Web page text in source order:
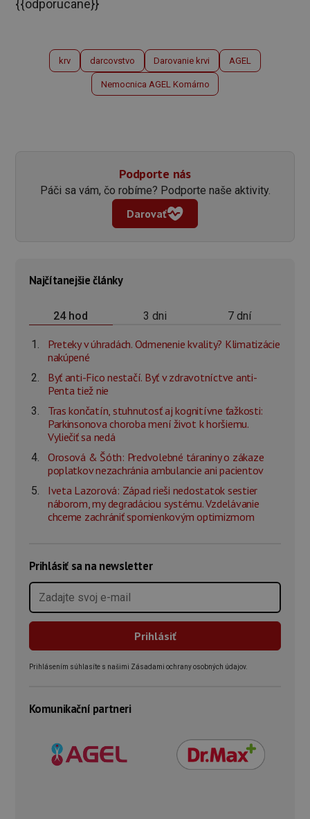
{{odporucane}}
krv darcovstvo Darovanie krvi AGEL
Nemocnica AGEL Komárno
Podporte nás
Páči sa vám, čo robíme? Podporte naše aktivity.
Darovať
Najčítanejšie články
24 hod 3 dni 7 dní
Preteky v úhradách. Odmenenie kvality? Klimatizácie
nakúpené
Byť anti-Fico nestačí. Byť v zdravotníctve anti-
Penta tiež nie
Tras končatín, stuhnutosť aj kognitívne ťažkosti:
Parkinsonova choroba mení život k horšiemu.
Vyliečiť sa nedá
Orosová & Šóth: Predvolebné táraniny o zákaze
poplatkov nezachránia ambulancie ani pacientov
Iveta Lazorová: Západ rieši nedostatok sestier
náborom, my degradáciou systému. Vzdelávanie
chceme zachrániť spomienkovým optimizmom
Prihlásiť sa na newsletter
Prihlásením súhlasíte s našimi Zásadami ochrany osobných údajov.
Komunikační partneri